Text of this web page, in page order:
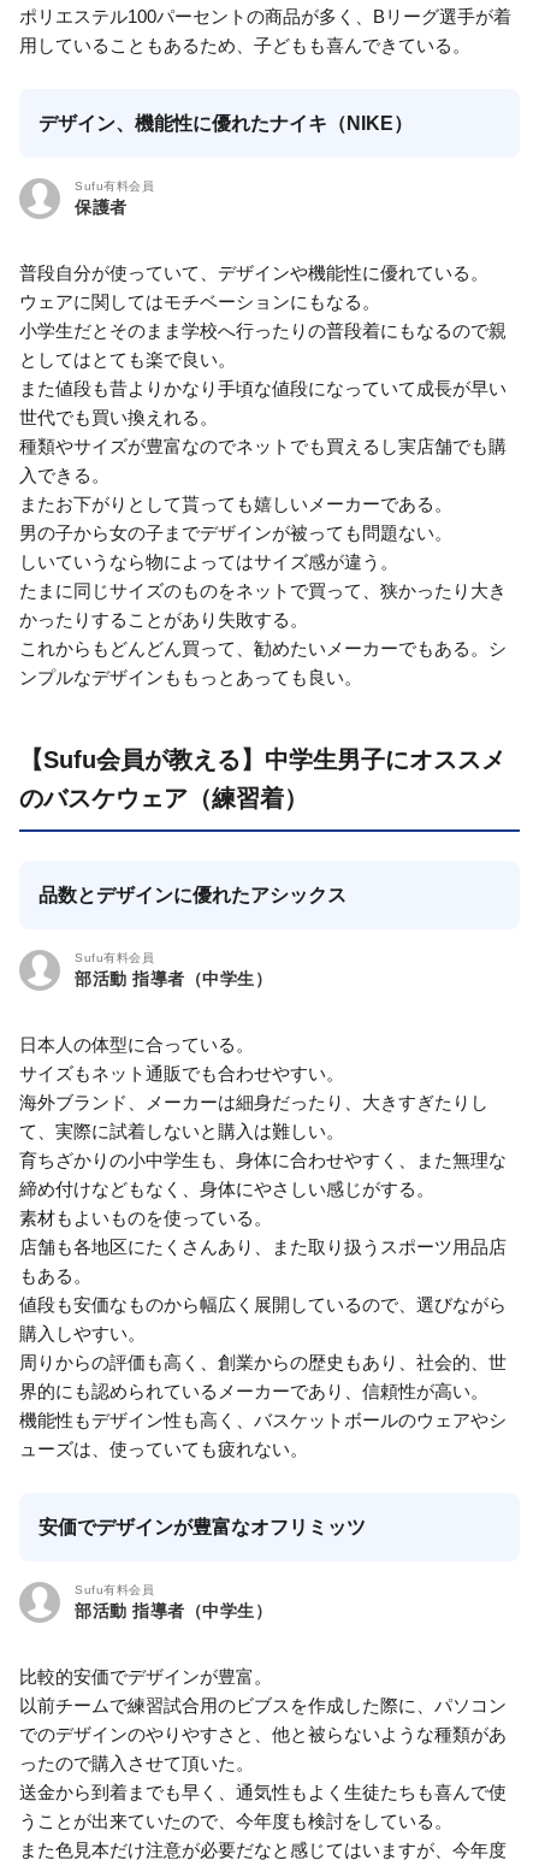
ポリエステル100パーセントの商品が多く、Bリーグ選手が着
用していることもあるため、子どもも喜んできている。
デザイン、機能性に優れたナイキ（NIKE）
Sufu有料会員
保護者
普段自分が使っていて、デザインや機能性に優れている。
ウェアに関してはモチベーションにもなる。
小学生だとそのまま学校へ行ったりの普段着にもなるので親
としてはとても楽で良い。
また値段も昔よりかなり手頃な値段になっていて成長が早い
世代でも買い換えれる。
種類やサイズが豊富なのでネットでも買えるし実店舗でも購
入できる。
またお下がりとして貰っても嬉しいメーカーである。
男の子から女の子までデザインが被っても問題ない。
しいていうなら物によってはサイズ感が違う。
たまに同じサイズのものをネットで買って、狭かったり大き
かったりすることがあり失敗する。
これからもどんどん買って、勧めたいメーカーでもある。シ
ンプルなデザインももっとあっても良い。
【Sufu会員が教える】中学生男子にオススメ
のバスケウェア（練習着）
品数とデザインに優れたアシックス
Sufu有料会員
部活動 指導者（中学生）
日本人の体型に合っている。
サイズもネット通販でも合わせやすい。
海外ブランド、メーカーは細身だったり、大きすぎたりし
て、実際に試着しないと購入は難しい。
育ちざかりの小中学生も、身体に合わせやすく、また無理な
締め付けなどもなく、身体にやさしい感じがする。
素材もよいものを使っている。
店舗も各地区にたくさんあり、また取り扱うスポーツ用品店
もある。
値段も安価なものから幅広く展開しているので、選びながら
購入しやすい。
周りからの評価も高く、創業からの歴史もあり、社会的、世
界的にも認められているメーカーであり、信頼性が高い。
機能性もデザイン性も高く、バスケットボールのウェアやシ
ューズは、使っていても疲れない。
安価でデザインが豊富なオフリミッツ
Sufu有料会員
部活動 指導者（中学生）
比較的安価でデザインが豊富。
以前チームで練習試合用のビブスを作成した際に、パソコン
でのデザインのやりやすさと、他と被らないような種類があ
ったので購入させて頂いた。
送金から到着までも早く、通気性もよく生徒たちも喜んで使
うことが出来ていたので、今年度も検討をしている。
また色見本だけ注意が必要だなと感じてはいますが、今年度